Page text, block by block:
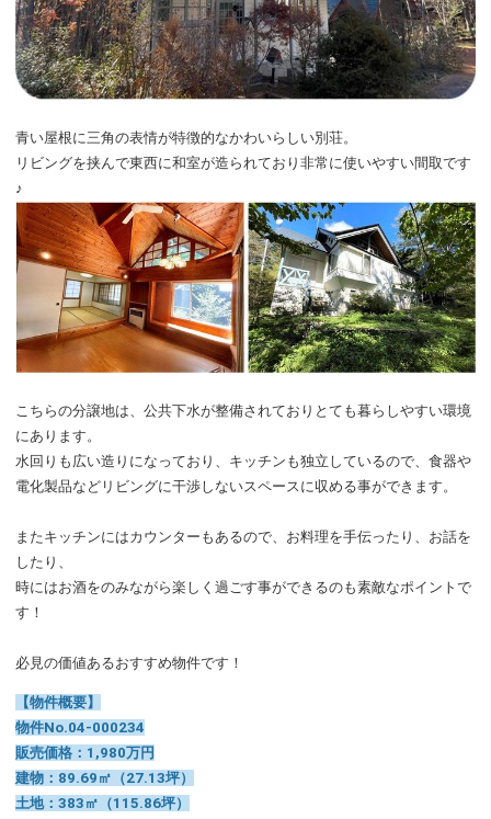
青い屋根に三角の表情が特徴的なかわいらしい別荘。
リビングを挟んで東西に和室が造られており非常に使いやすい間取です
♪
こちらの分譲地は、公共下水が整備されておりとても暮らしやすい環境
にあります。
水回りも広い造りになっており、キッチンも独立しているので、食器や
電化製品などリビングに干渉しないスペースに収める事ができます。
またキッチンにはカウンターもあるので、お料理を手伝ったり、お話を
したり、
時にはお酒をのみながら楽しく過ごす事ができるのも素敵なポイントで
す！
必見の価値あるおすすめ物件です！
【物件概要】
物件No.04-000234
販売価格：1,980万円
建物：89.69㎡（27.13坪）
土地：383㎡（115.86坪）